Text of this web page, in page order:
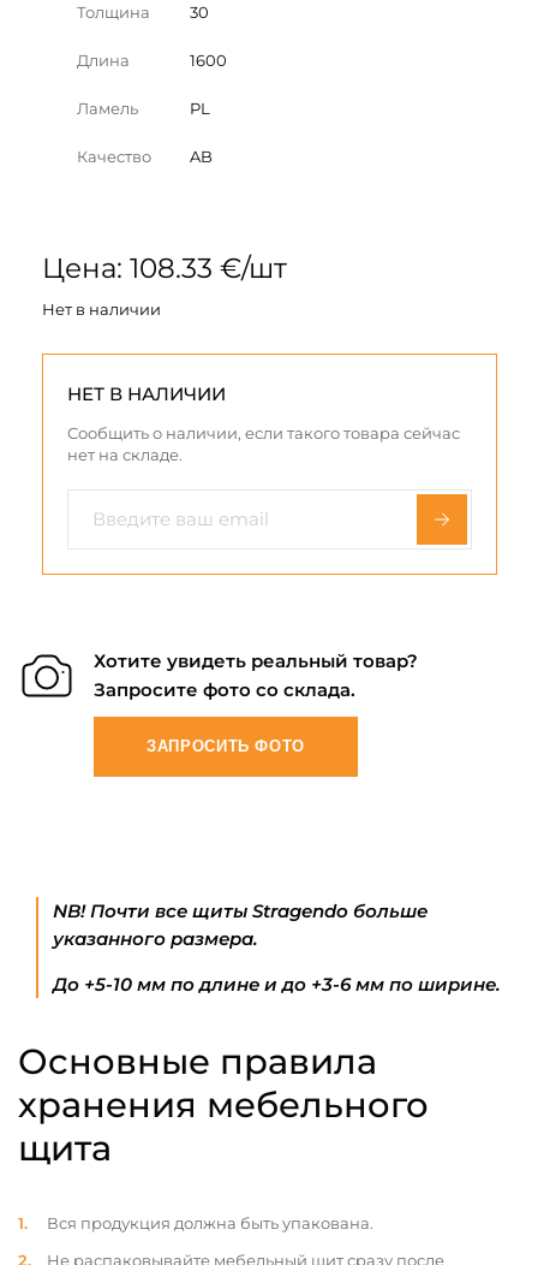
Толщина 30
Длина 1600
Ламель PL
Качество AB
Цена: 108.33 €/шт
Нет в наличии
НЕТ В НАЛИЧИИ
Сообщить о наличии, если такого товара сейчас
нет на складе.
Хотите увидеть реальный товар?
Запросите фото со склада.
ЗАПРОСИТЬ ФОТО
NB! Почти все щиты Stragendo больше
указанного размера.
До +5-10 мм по длине и до +3-6 мм по ширине.
Основные правила
хранения мебельного
щита
Вся продукция должна быть упакована.
Не распаковывайте мебельный щит сразу после